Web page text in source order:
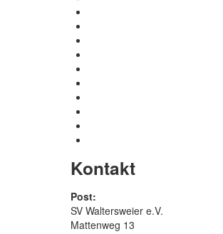
Kontakt
Post:
SV Waltersweier e.V.
Mattenweg 13